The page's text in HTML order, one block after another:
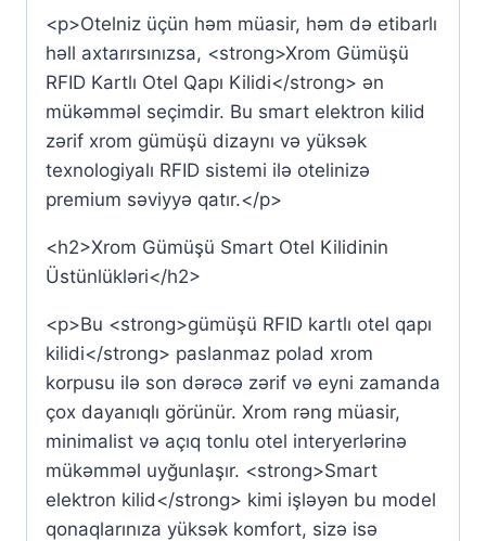
<p>Otelniz üçün həm müasir, həm də etibarlı
həll axtarırsınızsa, <strong>Xrom Gümüşü
RFID Kartlı Otel Qapı Kilidi</strong> ən
mükəmməl seçimdir. Bu smart elektron kilid
zərif xrom gümüşü dizaynı və yüksək
texnologiyalı RFID sistemi ilə otelinizə
premium səviyyə qatır.</p>
<h2>Xrom Gümüşü Smart Otel Kilidinin
Üstünlükləri</h2>
<p>Bu <strong>gümüşü RFID kartlı otel qapı
kilidi</strong> paslanmaz polad xrom
korpusu ilə son dərəcə zərif və eyni zamanda
çox dayanıqlı görünür. Xrom rəng müasir,
minimalist və açıq tonlu otel interyerlərinə
mükəmməl uyğunlaşır. <strong>Smart
elektron kilid</strong> kimi işləyən bu model
qonaqlarınıza yüksək komfort, sizə isə